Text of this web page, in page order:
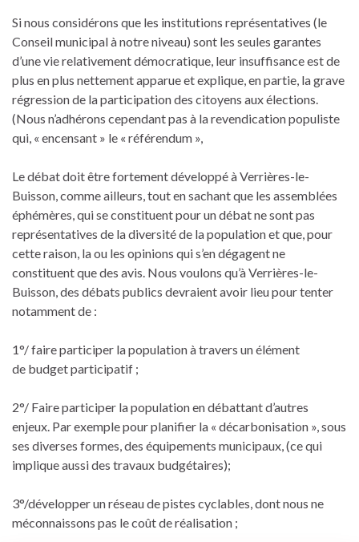
Si nous considérons que les institutions représentatives (le
Conseil municipal à notre niveau) sont les seules garantes
d’une vie relativement démocratique, leur insuffisance est de
plus en plus nettement apparue et explique, en partie, la grave
régression de la participation des citoyens aux élections.
(Nous n’adhérons cependant pas à la revendication populiste
qui, « encensant » le « référendum »,
Le débat doit être fortement développé à Verrières-le-
Buisson, comme ailleurs, tout en sachant que les assemblées
éphémères, qui se constituent pour un débat ne sont pas
représentatives de la diversité de la population et que, pour
cette raison, la ou les opinions qui s’en dégagent ne
constituent que des avis. Nous voulons qu’à Verrières-le-
Buisson, des débats publics devraient avoir lieu pour tenter
notamment de :
1°/ faire participer la population à travers un élément
de budget participatif ;
2°/ Faire participer la population en débattant d’autres
enjeux. Par exemple pour planifier la « décarbonisation », sous
ses diverses formes, des équipements municipaux, (ce qui
implique aussi des travaux budgétaires);
3°/développer un réseau de pistes cyclables, dont nous ne
méconnaissons pas le coût de réalisation ;